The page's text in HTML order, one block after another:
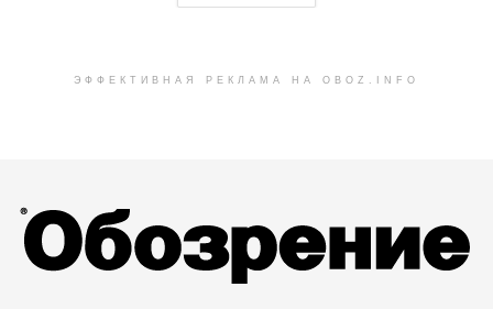
ЭФФЕКТИВНАЯ РЕКЛАМА НА OBOZ.INFO